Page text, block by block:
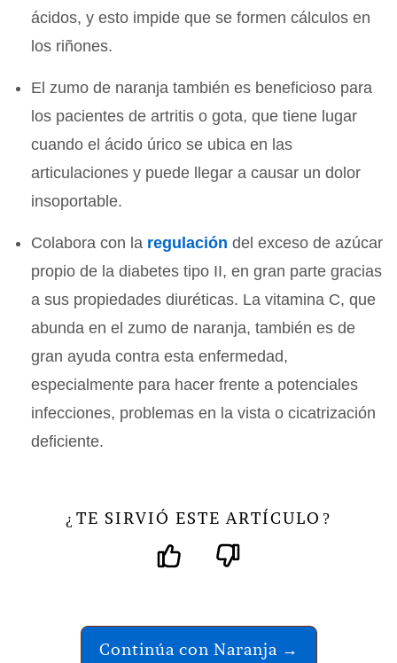
ácidos, y esto impide que se formen cálculos en
los riñones.
El zumo de naranja también es beneficioso para
los pacientes de artritis o gota, que tiene lugar
cuando el ácido úrico se ubica en las
articulaciones y puede llegar a causar un dolor
insoportable.
Colabora con la regulación del exceso de azúcar
propio de la diabetes tipo II, en gran parte gracias
a sus propiedades diuréticas. La vitamina C, que
abunda en el zumo de naranja, también es de
gran ayuda contra esta enfermedad,
especialmente para hacer frente a potenciales
infecciones, problemas en la vista o cicatrización
deficiente.
¿ TE SIRVIÓ ESTE ARTÍCULO ?
Continúa con Naranja →